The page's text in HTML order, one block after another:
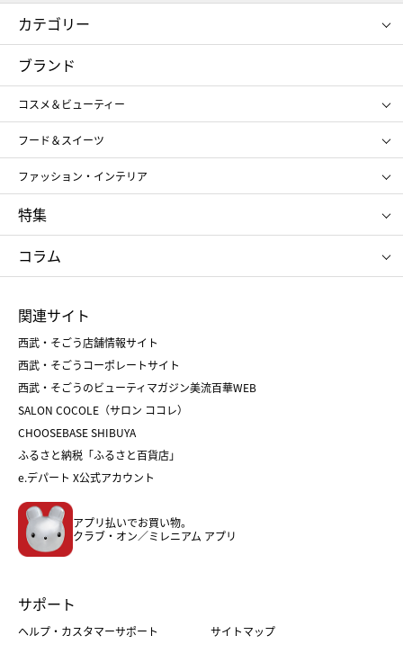
カテゴリー
コスメ＆ビューティー
ギフト
レディース
メンズ
スポーツ・アウトドア
お中元
お歳暮
ブランド
コスメ＆ビューティー
SHISEIDO
ポール&ジョー ボーテ
ジルスチュアート
NARS
RMK
クリニーク
SK-Ⅱ
フード＆スイーツ
アンリ・シャルパンティエ
ゴディバ
新宿高野
たねや
ねんりん家
ファッション・インテリア
ポロ ラルフ ローレン
タケオ キクチ
ママ＆キッズ
シュタイフ
特集
お中元
ひな人形
五月人形
父の日
クリスマスケーキ
ホワイトデー
コラム
菓子折り
和菓子
人気のギフト
バレンタイン
ホワイトデー
おせち
フード
ホーム・キッチン＆アート
関連サイト
西武・そごう店舗情報サイト
西武・そごうコーポレートサイト
西武・そごうのビューティマガジン美流百華WEB
SALON COCOLE（サロン ココレ）
CHOOSEBASE SHIBUYA
ふるさと納税「ふるさと百貨店」
e.デパート X公式アカウント
アプリ払いでお買い物。
クラブ・オン／ミレニアム アプリ
サポート
ヘルプ・カスタマーサポート サイトマップ